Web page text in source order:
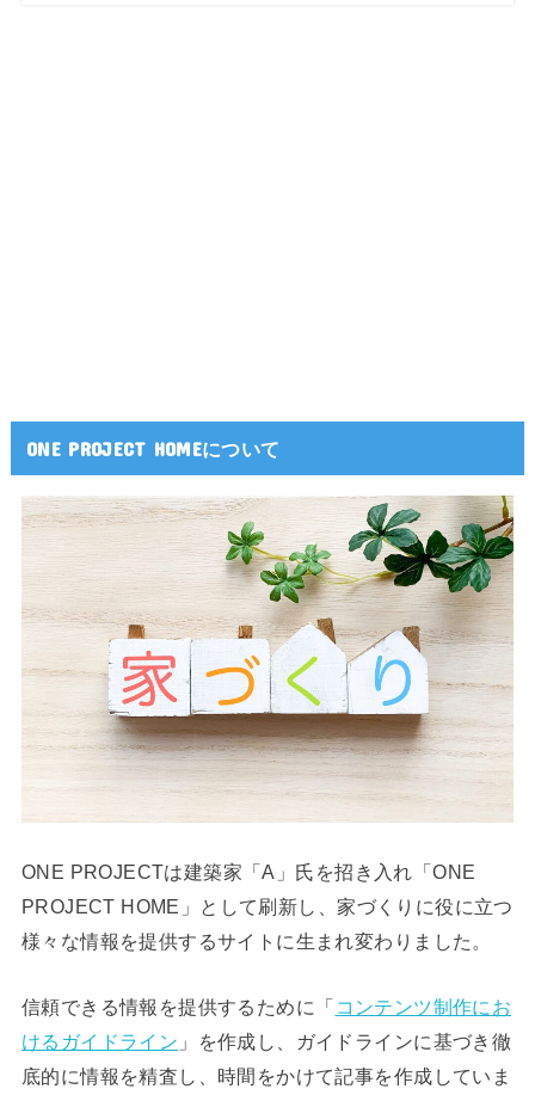
ONE PROJECT HOMEについて
ONE PROJECTは建築家「A」氏を招き入れ「ONE
PROJECT HOME」として刷新し、家づくりに役に立つ
様々な情報を提供するサイトに生まれ変わりました。
信頼できる情報を提供するために「 コンテンツ制作にお
けるガイドライン 」を作成し、ガイドラインに基づき徹
底的に情報を精査し、時間をかけて記事を作成していま